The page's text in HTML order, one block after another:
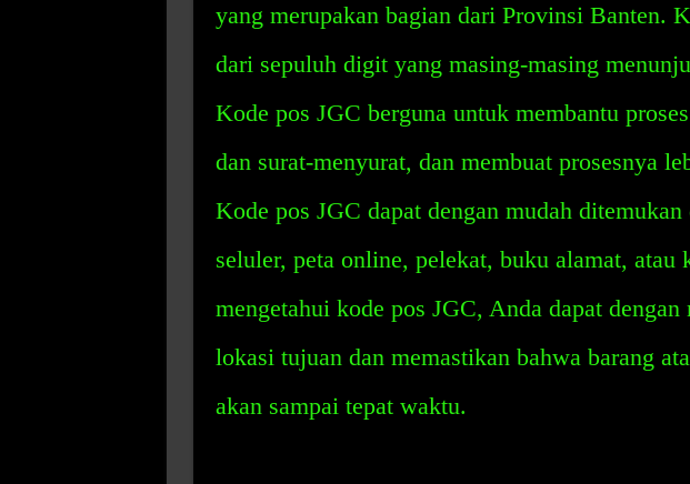
yang merupakan bagian dari Provinsi Banten.
dari sepuluh digit yang masing-masing
Kode pos JGC berguna untuk membantu
dan surat-menyurat, dan membuat prosesnya
Kode pos JGC dapat dengan mudah
seluler, peta online, pelekat, buku alamat, atau
mengetahui kode pos JGC, Anda dapat dengan
lokasi tujuan dan memastikan bahwa barang
akan sampai tepat waktu.